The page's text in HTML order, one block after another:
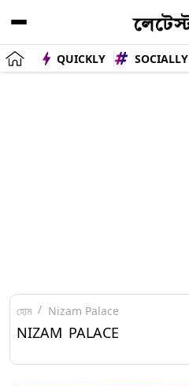
QUICKLY SOCIALLY
হোম Nizam Palace
NIZAM PALACE